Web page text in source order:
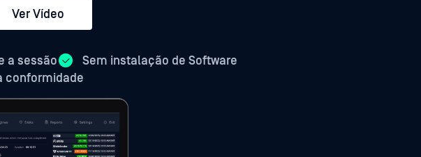
Ver Vídeo
a sessão
Sem instalação de Software
conformidade